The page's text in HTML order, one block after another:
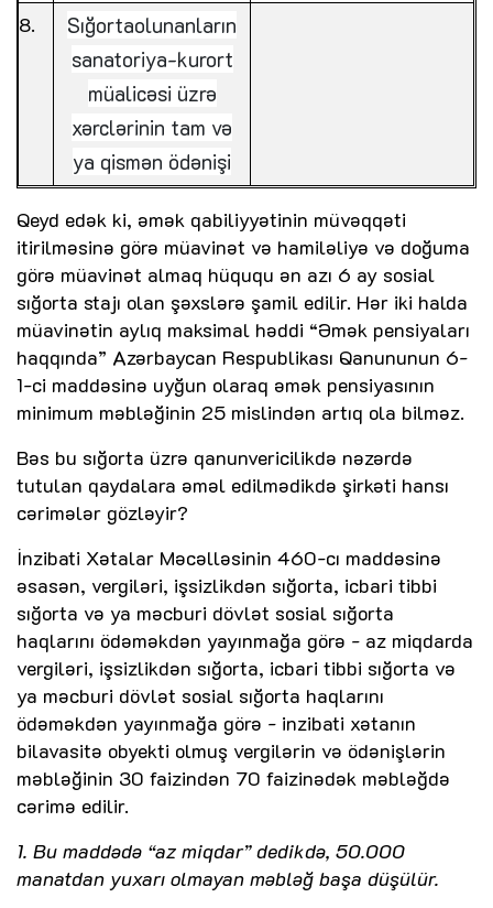
Sığortaolunanların
sanatoriya-kurort
müalicəsi üzrə
xərclərinin tam və
ya qismən ödənişi
Qeyd edək ki, əmək qabiliyyətinin müvəqqəti
itirilməsinə görə müavinət və hamiləliyə və doğuma
görə müavinət almaq hüququ ən azı 6 ay sosial
sığorta stajı olan şəxslərə şamil edilir. Hər iki halda
müavinətin aylıq maksimal həddi “Əmək pensiyaları
haqqında” Azərbaycan Respublikası Qanununun 6-
1-ci maddəsinə uyğun olaraq əmək pensiyasının
minimum məbləğinin 25 mislindən artıq ola bilməz.
Bəs bu sığorta üzrə qanunvericilikdə nəzərdə
tutulan qaydalara əməl edilmədikdə şirkəti hansı
cərimələr gözləyir?
İnzibati Xətalar Məcəlləsinin 460-cı maddəsinə
əsasən, vergiləri, işsizlikdən sığorta, icbari tibbi
sığorta və ya məcburi dövlət sosial sığorta
haqlarını ödəməkdən yayınmağa görə - az miqdarda
vergiləri, işsizlikdən sığorta, icbari tibbi sığorta və
ya məcburi dövlət sosial sığorta haqlarını
ödəməkdən yayınmağa görə - inzibati xətanın
bilavasitə obyekti olmuş vergilərin və ödənişlərin
məbləğinin 30 faizindən 70 faizinədək məbləğdə
cərimə edilir.
1. Bu maddədə “az miqdar” dedikdə, 50.000
manatdan yuxarı olmayan məbləğ başa düşülür.